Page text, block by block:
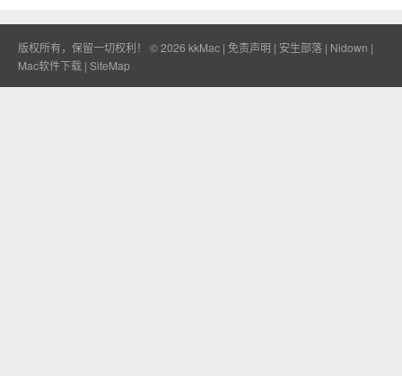
版权所有，保留一切权利！ © 2026 kkMac | 免责声明 | 安生部落 | Nidown |
Mac软件下载 | SiteMap